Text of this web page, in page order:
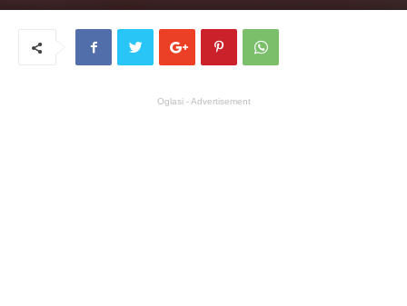
Oglasi - Advertisement